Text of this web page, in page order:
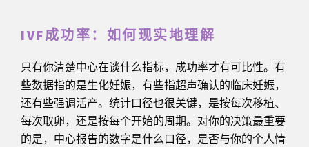
IVF成功率：如何现实地理解
只有你清楚中心在谈什么指标，成功率才有可比性。有
些数据指的是生化妊娠，有些指超声确认的临床妊娠，
还有些强调活产。统计口径也很关键，是按每次移植、
每次取卵，还是按每个开始的周期。对你的决策最重要
的是，中心报告的数字是什么口径，是否与你的个人情